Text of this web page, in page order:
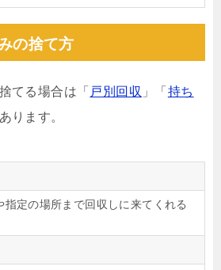
の捨て方
てる場合は「 戸別回収 」「 持ち
ります。
定の場所まで回収しに来てくれる